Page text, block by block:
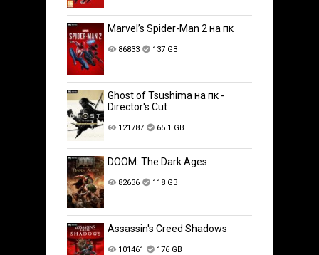
Marvel’s Spider-Man 2 на пк
86833 137 GB
Ghost of Tsushima на пк -
Director's Cut
121787 65.1 GB
DOOM: The Dark Ages
82636 118 GB
Assassin's Creed Shadows
101461 176 GB